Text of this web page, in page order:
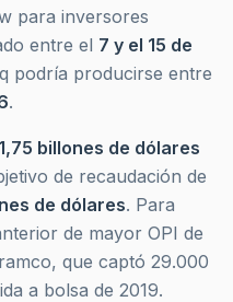
para inversores
entre el 7 y el 15 de
podría producirse entre
.
1,75 billones de dólares
de recaudación de
de dólares. Para
de mayor OPI de
que captó 29.000
a bolsa de 2019.